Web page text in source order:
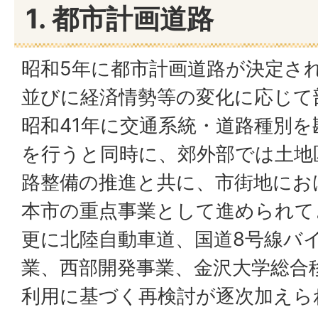
1. 都市計画道路
昭和5年に都市計画道路が決定さ
並びに経済情勢等の変化に応じ
昭和41年に交通系統・道路種別
を行うと同時に、郊外部では土
路整備の推進と共に、市街地に
本市の重点事業として進められ
更に北陸自動車道、国道8号線バ
業、西部開発事業、金沢大学総
利用に基づく再検討が逐次加え